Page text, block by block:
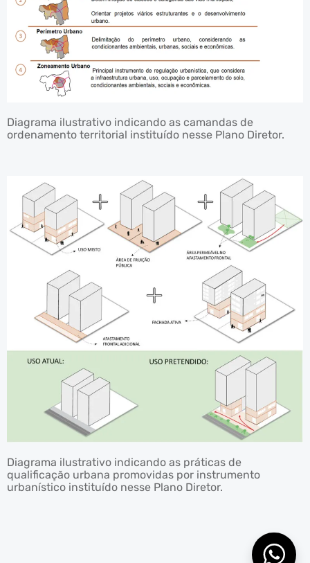
Diagrama ilustrativo indicando as camandas de
ordenamento territorial instituído nesse Plano Diretor.
Diagrama ilustrativo indicando as práticas de
qualificação urbana promovidas por instrumento
urbanístico instituído nesse Plano Diretor.
Nós valorizamos sua
privacidade
Nosso site utiliza cookies que melhoram
a sua experiência, lembram suas
conteúdos que você vê. Ao continuar
navegando, você concorda com a nossa